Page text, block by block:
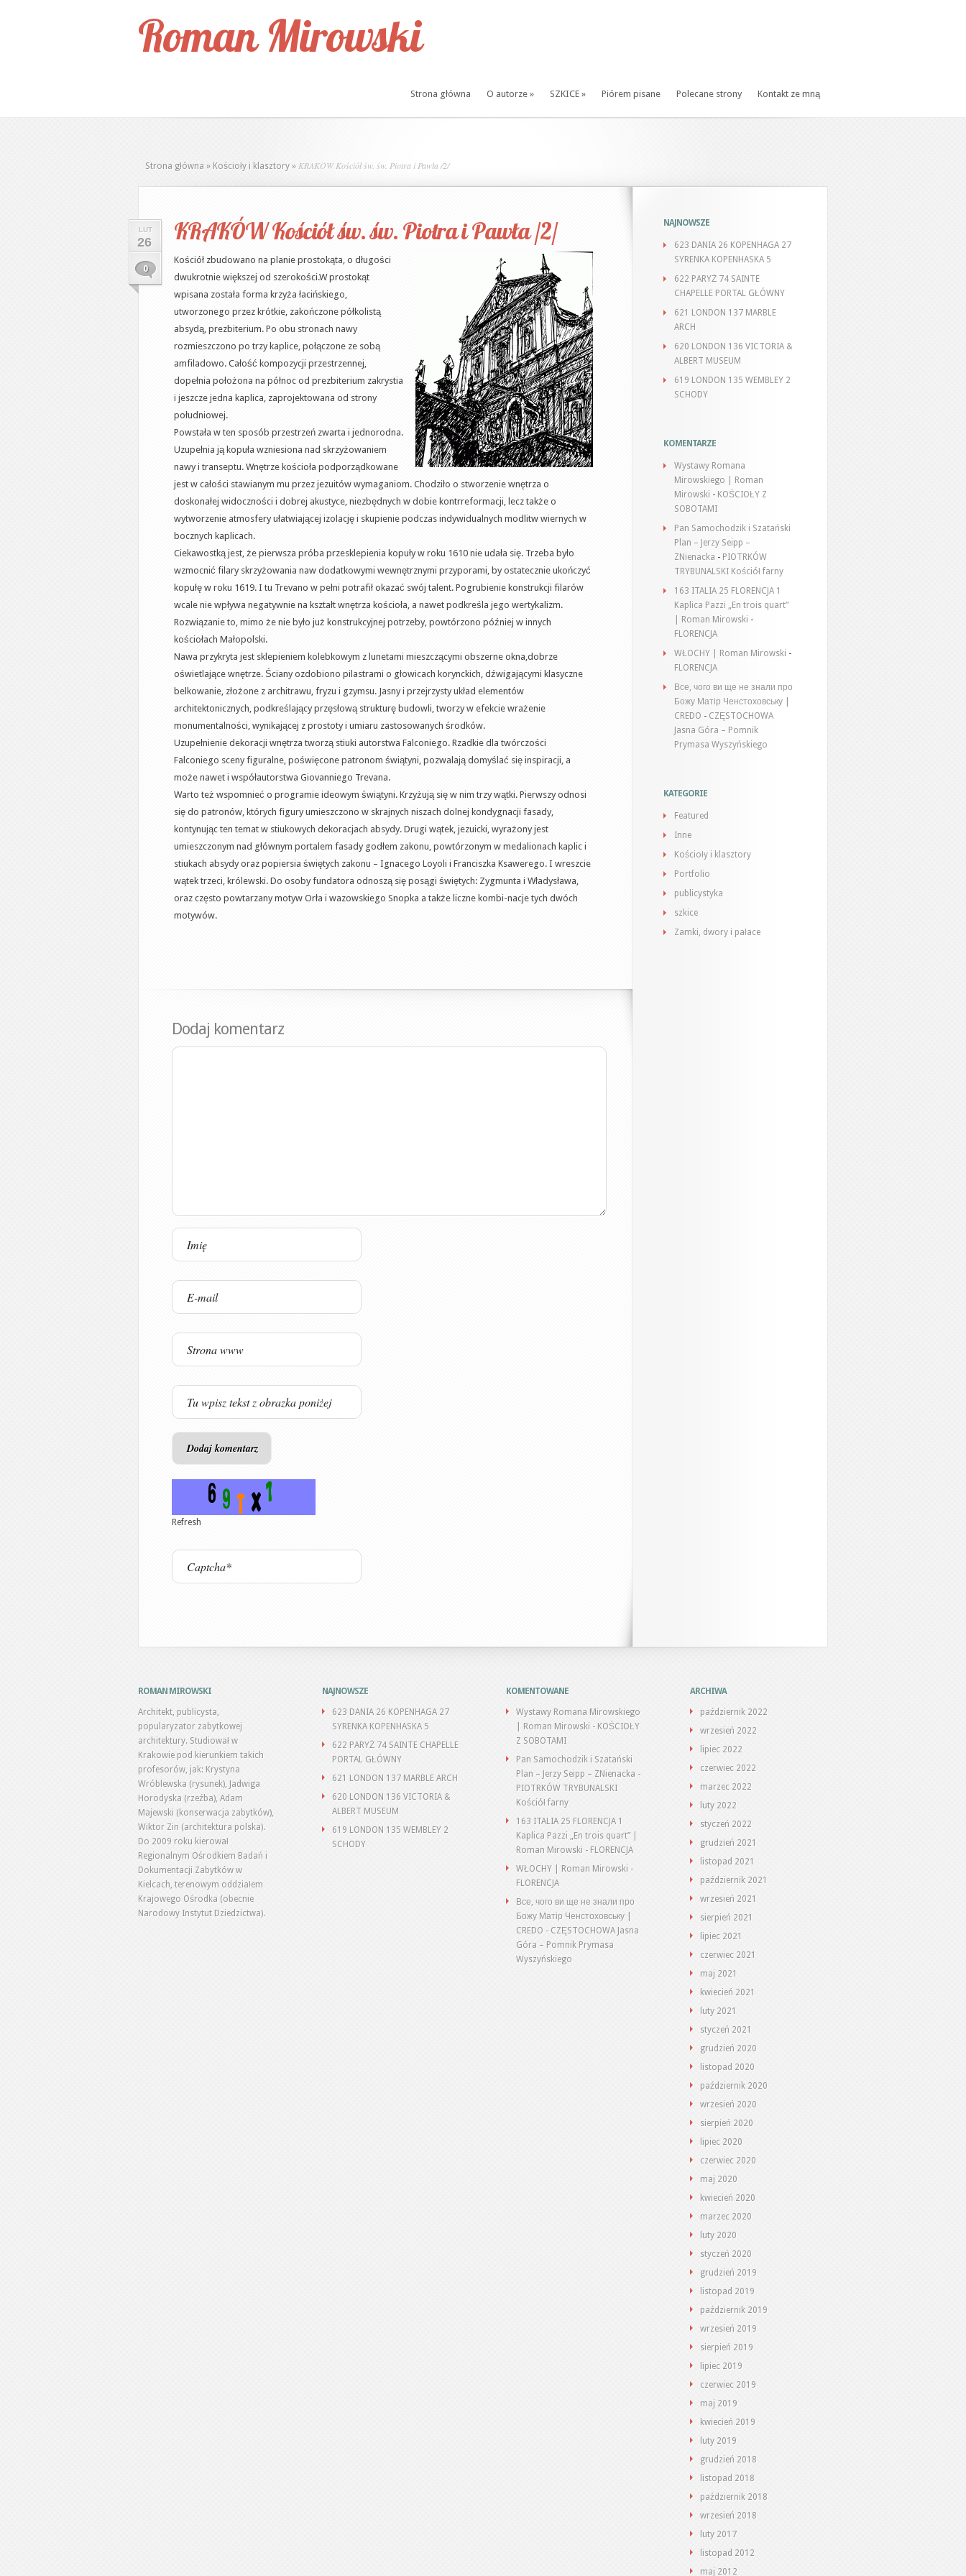
Roman Mirowski
Strona główna O autorze » SZKICE » Piórem pisane Polecane strony Kontakt ze mną
Strona główna » Kościoły i klasztory » KRAKÓW Kościół św. św. Piotra i Pawła /2/
LUT
26
0
KRAKÓW Kościół św. św. Piotra i Pawła /2/
Kościół zbudowano na planie prostokąta, o długości
dwukrotnie większej od szerokości.W prostokąt
wpisana została forma krzyża łacińskiego,
utworzonego przez krótkie, zakończone półkolistą
absydą, prezbiterium. Po obu stronach nawy
rozmieszczono po trzy kaplice, połączone ze sobą
amfiladowo. Całość kompozycji przestrzennej,
dopełnia położona na północ od prezbiterium zakrystia
i jeszcze jedna kaplica, zaprojektowana od strony
południowej.
Powstała w ten sposób przestrzeń zwarta i jednorodna.
Uzupełnia ją kopuła wzniesiona nad skrzyżowaniem
nawy i transeptu. Wnętrze kościoła podporządkowane
jest w całości stawianym mu przez jezuitów wymaganiom. Chodziło o stworzenie wnętrza o
doskonałej widoczności i dobrej akustyce, niezbędnych w dobie kontrreformacji, lecz także o
wytworzenie atmosfery ułatwiającej izolację i skupienie podczas indywidualnych modlitw wiernych w
bocznych kaplicach.
Ciekawostką jest, że pierwsza próba przesklepienia kopuły w roku 1610 nie udała się. Trzeba było
wzmocnić filary skrzyżowania naw dodatkowymi wewnętrznymi przyporami, by ostatecznie ukończyć
kopułę w roku 1619. I tu Trevano w pełni potrafił okazać swój talent. Pogrubienie konstrukcji filarów
wcale nie wpływa negatywnie na kształt wnętrza kościoła, a nawet podkreśla jego wertykalizm.
Rozwiązanie to, mimo że nie było już konstrukcyjnej potrzeby, powtórzono później w innych
kościołach Małopolski.
Nawa przykryta jest sklepieniem kolebkowym z lunetami mieszczącymi obszerne okna,dobrze
oświetlające wnętrze. Ściany ozdobiono pilastrami o głowicach korynckich, dźwigającymi klasyczne
belkowanie, złożone z architrawu, fryzu i gzymsu. Jasny i przejrzysty układ elementów
architektonicznych, podkreślający przęsłową strukturę budowli, tworzy w efekcie wrażenie
monumentalności, wynikającej z prostoty i umiaru zastosowanych środków.
Uzupełnienie dekoracji wnętrza tworzą stiuki autorstwa Falconiego. Rzadkie dla twórczości
Falconiego sceny figuralne, poświęcone patronom świątyni, pozwalają domyślać się inspiracji, a
może nawet i współautorstwa Giovanniego Trevana.
Warto też wspomnieć o programie ideowym świątyni. Krzyżują się w nim trzy wątki. Pierwszy odnosi
się do patronów, których figury umieszczono w skrajnych niszach dolnej kondygnacji fasady,
kontynując ten temat w stiukowych dekoracjach absydy. Drugi wątek, jezuicki, wyrażony jest
umieszczonym nad głównym portalem fasady godłem zakonu, powtórzonym w medalionach kaplic i
stiukach absydy oraz popiersia świętych zakonu – Ignacego Loyoli i Franciszka Ksawerego. I wreszcie
wątek trzeci, królewski. Do osoby fundatora odnoszą się posągi świętych: Zygmunta i Władysława,
oraz często powtarzany motyw Orła i wazowskiego Snopka a także liczne kombi-nacje tych dwóch
motywów.
Dodaj komentarz
Refresh
NAJNOWSZE
623 DANIA 26 KOPENHAGA 27
SYRENKA KOPENHASKA 5
622 PARYŻ 74 SAINTE
CHAPELLE PORTAL GŁÓWNY
621 LONDON 137 MARBLE
ARCH
620 LONDON 136 VICTORIA &
ALBERT MUSEUM
619 LONDON 135 WEMBLEY 2
SCHODY
KOMENTARZE
Wystawy Romana
Mirowskiego | Roman
Mirowski - KOŚCIOŁY Z
SOBOTAMI
Pan Samochodzik i Szatański
Plan – Jerzy Seipp –
ZNienacka - PIOTRKÓW
TRYBUNALSKI Kościół farny
163 ITALIA 25 FLORENCJA 1
Kaplica Pazzi „En trois quart”
| Roman Mirowski -
FLORENCJA
WŁOCHY | Roman Mirowski -
FLORENCJA
Все, чого ви ще не знали про
Божу Матір Ченстоховську |
CREDO - CZĘSTOCHOWA
Jasna Góra – Pomnik
Prymasa Wyszyńskiego
KATEGORIE
Featured
Inne
Kościoły i klasztory
Portfolio
publicystyka
szkice
Zamki, dwory i pałace
ROMAN MIROWSKI
Architekt, publicysta,
popularyzator zabytkowej
architektury. Studiował w
Krakowie pod kierunkiem takich
profesorów, jak: Krystyna
Wróblewska (rysunek), Jadwiga
Horodyska (rzeźba), Adam
Majewski (konserwacja zabytków),
Wiktor Zin (architektura polska).
Do 2009 roku kierował
Regionalnym Ośrodkiem Badań i
Dokumentacji Zabytków w
Kielcach, terenowym oddziałem
Krajowego Ośrodka (obecnie
Narodowy Instytut Dziedzictwa).
NAJNOWSZE
623 DANIA 26 KOPENHAGA 27
SYRENKA KOPENHASKA 5
622 PARYŻ 74 SAINTE CHAPELLE
PORTAL GŁÓWNY
621 LONDON 137 MARBLE ARCH
620 LONDON 136 VICTORIA &
ALBERT MUSEUM
619 LONDON 135 WEMBLEY 2
SCHODY
KOMENTOWANE
Wystawy Romana Mirowskiego
| Roman Mirowski - KOŚCIOŁY
Z SOBOTAMI
Pan Samochodzik i Szatański
Plan – Jerzy Seipp – ZNienacka -
PIOTRKÓW TRYBUNALSKI
Kościół farny
163 ITALIA 25 FLORENCJA 1
Kaplica Pazzi „En trois quart” |
Roman Mirowski - FLORENCJA
WŁOCHY | Roman Mirowski -
FLORENCJA
Все, чого ви ще не знали про
Божу Матір Ченстоховську |
CREDO - CZĘSTOCHOWA Jasna
Góra – Pomnik Prymasa
Wyszyńskiego
ARCHIWA
październik 2022
wrzesień 2022
lipiec 2022
czerwiec 2022
marzec 2022
luty 2022
styczeń 2022
grudzień 2021
listopad 2021
październik 2021
wrzesień 2021
sierpień 2021
lipiec 2021
czerwiec 2021
maj 2021
kwiecień 2021
luty 2021
styczeń 2021
grudzień 2020
listopad 2020
październik 2020
wrzesień 2020
sierpień 2020
lipiec 2020
czerwiec 2020
maj 2020
kwiecień 2020
marzec 2020
luty 2020
styczeń 2020
grudzień 2019
listopad 2019
październik 2019
wrzesień 2019
sierpień 2019
lipiec 2019
czerwiec 2019
maj 2019
kwiecień 2019
luty 2019
grudzień 2018
listopad 2018
październik 2018
wrzesień 2018
luty 2017
listopad 2012
maj 2012